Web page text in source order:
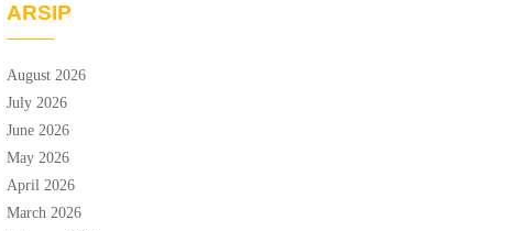
ARSIP
August 2026
July 2026
June 2026
May 2026
April 2026
March 2026